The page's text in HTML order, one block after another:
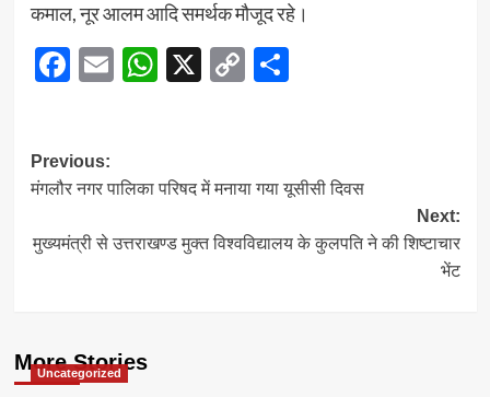
कमाल, नूर आलम आदि समर्थक मौजूद रहे।
Facebook
EmailWhatsApp
X CopyShare
Post
navigation
Previous:
मंगलौर नगर पालिका परिषद में मनाया गया यूसीसी दिवस
Next:
मुख्यमंत्री से उत्तराखण्ड मुक्त विश्वविद्यालय के कुलपति ने की शिष्टाचार
भेंट
More Stories
Uncategorized